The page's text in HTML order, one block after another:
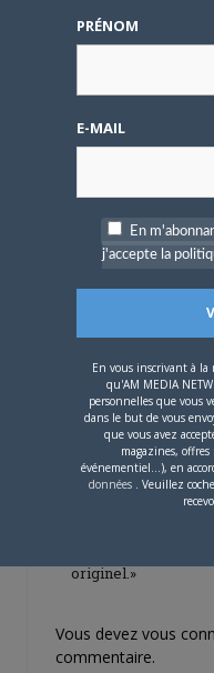
– Spécial Posters est
disponible !
4 AOÛT 2026
Une nouvelle série
Digimon en
4 JUILLET 2026
[Entretien]
Lors des prémices
originel.»
Vous devez vous
commentaire.
PRÉNOM
E-MAIL
En
j'accepte la
En vous inscrivant à la
qu'AM MEDIA
personnelles que vous
dans le but de vous
que vous avez
magazines,
événementiel...), en
données . Veuillez